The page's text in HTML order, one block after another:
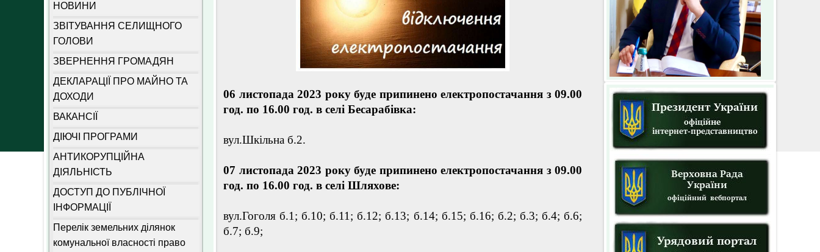
НОВИНИ
ЗВІТУВАННЯ СЕЛИЩНОГО
ГОЛОВИ
ЗВЕРНЕННЯ ГРОМАДЯН
ДЕКЛАРАЦІЇ ПРО МАЙНО ТА
ДОХОДИ
ВАКАНСІЇ
ДІЮЧІ ПРОГРАМИ
АНТИКОРУПЦІЙНА
ДІЯЛЬНІСТЬ
ДОСТУП ДО ПУБЛІЧНОЇ
ІНФОРМАЦІЇ
Перелік земельних ділянок
комунальної власності право
06 листопада 2023 року буде припинено електропостачання з 09.00
год. по 16.00 год. в селі Бесарабівка:
вул.Шкільна б.2.
07 листопада 2023 року буде припинено електропостачання з 09.00
год. по 16.00 год. в селі Шляхове:
вул.Гоголя б.1; б.10; б.11; б.12; б.13; б.14; б.15; б.16; б.2; б.3; б.4; б.6;
б.7; б.9;